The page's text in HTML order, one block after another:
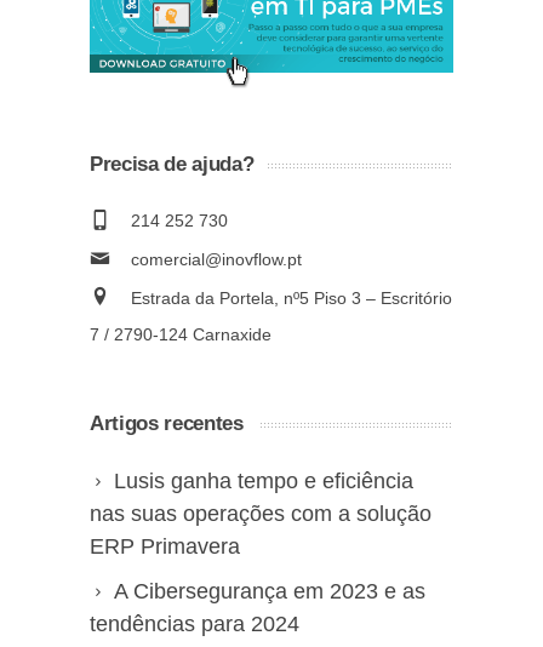
Precisa de ajuda?
214 252 730
comercial@inovflow.pt
Estrada da Portela, nº5 Piso 3 – Escritório
7 / 2790-124 Carnaxide
Artigos recentes
Lusis ganha tempo e eficiência
nas suas operações com a solução
ERP Primavera
A Cibersegurança em 2023 e as
tendências para 2024